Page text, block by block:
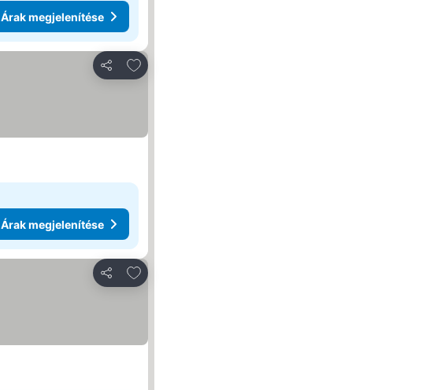
Árak megjelenítése
Megosztás
Hozzáadás a kedvencekhez
Árak megjelenítése
Megosztás
Hozzáadás a kedvencekhez